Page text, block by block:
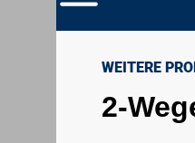
WEITERE
2-